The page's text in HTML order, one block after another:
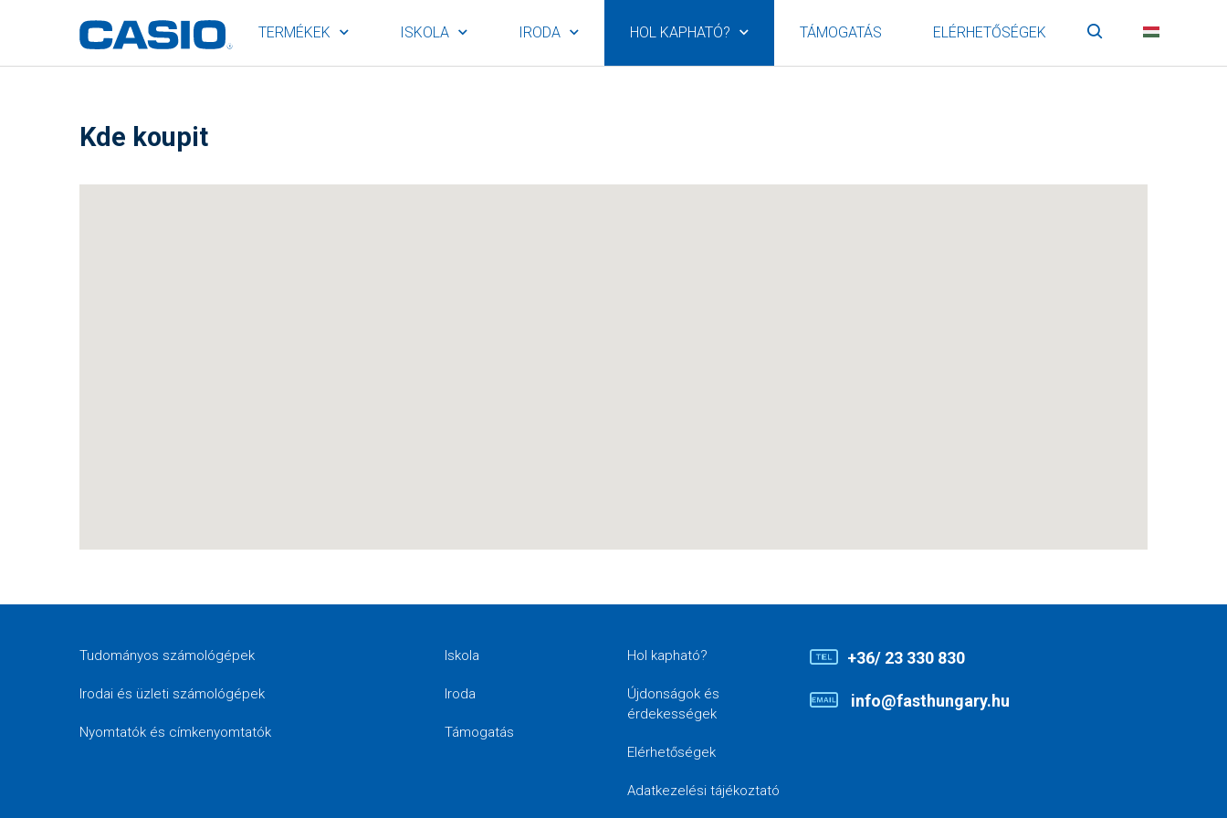
TERMÉKEK ISKOLA IRODA HOL KAPHATÓ? TÁMOGATÁS ELÉRHETŐSÉGEK Keresés
Kde koupit
Tudományos számológépek
Irodai és üzleti számológépek
Nyomtatók és címkenyomtatók
Iskola
Iroda
Támogatás
Hol kapható?
Újdonságok és
érdekességek
Elérhetőségek
Adatkezelési tájékoztató
+36/ 23 330 830
info@fasthungary.hu